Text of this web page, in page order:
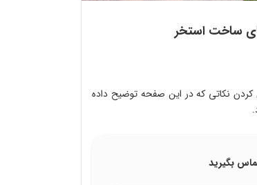
ساخت استخر
کردن نکاتی که در این صفحه توضیح داده
بگیرید